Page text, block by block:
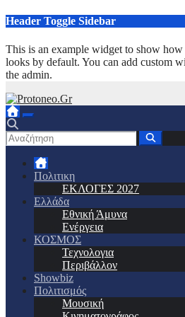
Μετάβαση
περιεχόμενο
Header Toggle Sidebar
This is an example widget to show
looks by default. You can add custom
the admin.
Πολιτικη
ΕΚΛΟΓΕΣ 2027
Ελλάδα
Εθνική Άμυνα
Ενέργεια
ΚΟΣΜΟΣ
Τεχνολογια
Περιβάλλον
Showbiz
Πολιτισμός
Μουσική